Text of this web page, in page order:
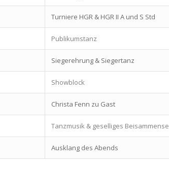
Turniere HGR & HGR II A und S Std
Publikumstanz
Siegerehrung & Siegertanz
Showblock
Christa Fenn zu Gast
Tanzmusik & geselliges
Ausklang des Abends